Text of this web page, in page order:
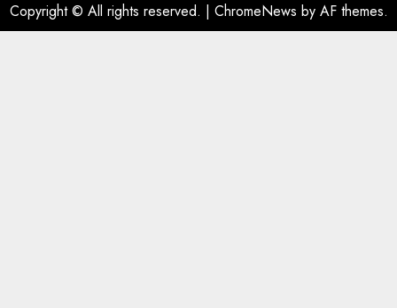
Copyright © All rights reserved. | ChromeNews by AF themes.